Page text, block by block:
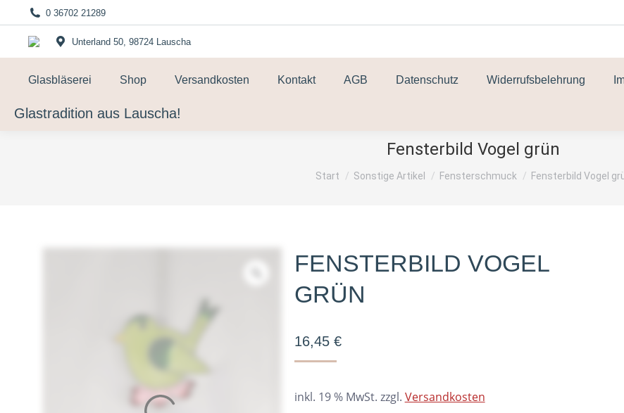
0 36702 21289
Unterland 50, 98724 Lauscha
Glasbläserei Shop Versandkosten Kontakt AGB Datenschutz Widerrufsbelehrung
Glastradition aus Lauscha!
Fensterbild Vogel grün
Sie befinden sich hier:
Start Sonstige Artikel Fensterschmuck Fensterbild Vogel
FENSTERBILD VOGEL
GRÜN
16,45 €
inkl. 19 % MwSt. zzgl. Versandkosten